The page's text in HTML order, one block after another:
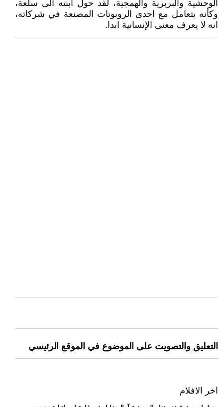
الوحشية والبربرية والهمجية، لقد حول ابنته الى سلعة،
وكأنه يتعامل مع احدى الروبوتات المصنعة في شركاته،
انه لا يعرف معنى الإنسانية ابدا.
التعليق والتصويت على الموضوع في الموقع الرئيسي
اخر الافلام